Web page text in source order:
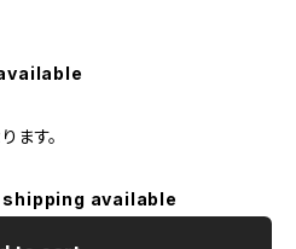
ます。
available